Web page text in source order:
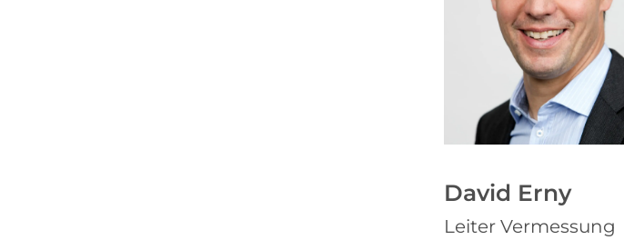
David Erny
Leiter Vermessung